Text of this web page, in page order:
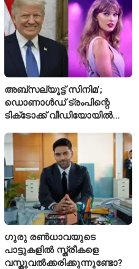
കോടി
അബ്സല്യൂട്ട് സിനിമ’;
ഡൊണാൾഡ് ട്രംപിന്റെ
ടിക്‌ടോക്ക് വീഡിയോയിൽ
‘August’ നീക്കം ചെയ്തു
ഗുരു രൺധാവയുടെ
പാട്ടുകളിൽ സ്ത്രീകളെ
വസ്തുവൽക്കരിക്കുന്നുണ്ടോ?